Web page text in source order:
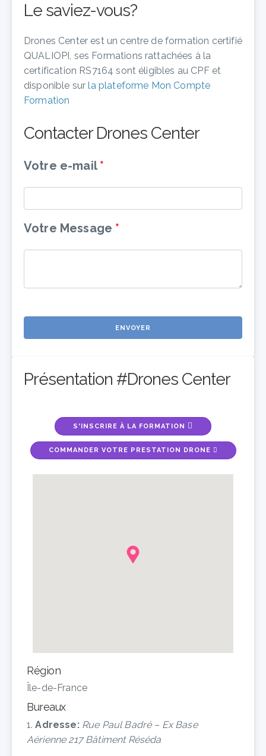
Le saviez-vous?
Drones Center est un centre de formation certifié
QUALIOPI, ses Formations rattachées à la
certification RS7164 sont éligibles au CPF et
disponible surla plateforme Mon Compte
Formation
Contacter Drones Center
Votre e-mail
Votre Message
ENVOYER
Présentation #Drones Center
S'INSCRIRE À LA FORMATION
COMMANDER VOTRE PRESTATION DRONE
Région
Île-de-France
Bureaux
Adresse: Rue Paul Badré – Ex Base
Aérienne 217 Bâtiment Réséda